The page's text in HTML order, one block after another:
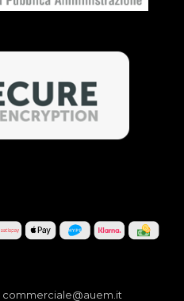
commerciale@auem.it